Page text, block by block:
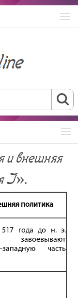
внешняя
I».
политика
года до н. э.
завоевывают
западную часть